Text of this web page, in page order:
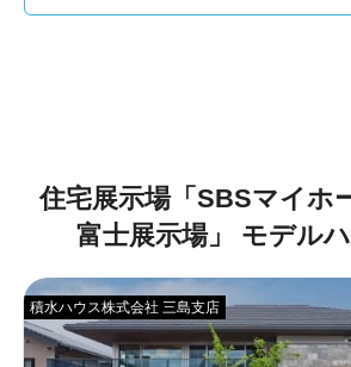
住宅展示場「 SBSマイホ
富士展示場」 モデル
積水ハウス株式会社 三島支店